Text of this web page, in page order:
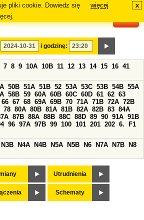
pliki cookie. Dowiedz się
więcej x
i godzinę:
7 8 9 10A 10B 11 12 13 14 15 16 41
50B 51A 51B 52 53A 53C 53B 54B 55A
58B 59 60A 60B 60C 60D 61 62 63
66 67 68 69A 69B 70 71A 71B 72A 72B
78 80A 80B 81A 81B 82A 82B 83 84A
87B 88A 88B 88C 88D 89 90 91A 91B
96 97A 97B 99 100 101 201 202 6.
F1
N3B N4A N4B N5A N5B N6 N7A N7B
N8
Utrudnienia
Schematy